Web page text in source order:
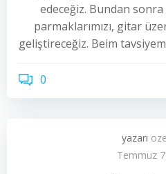
edeceğiz. Bundan
parmaklarımızı, gitar
geliştireceğiz. Beim
0
yazarı
Temmuz